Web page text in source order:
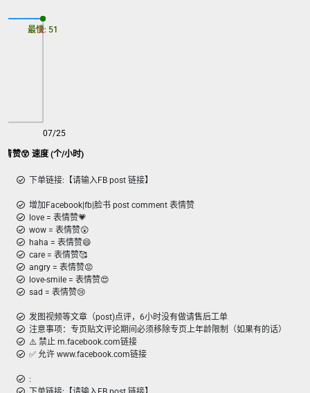
情赞😲 速度 (个/小时)
07/25
最慢: 51
最快: 51
下单链接:【请输入FB post 链接】
增加Facebook|fb|脸书 post comment 表情赞
love = 表情赞💗
wow = 表情赞😲
haha = 表情赞😄
care = 表情赞🥰
angry = 表情赞😡
love-smile = 表情赞😍
sad = 表情赞😢
发图视频等文章（post)点评，6小时没有做请售后工单
注意事项：专页贴文评论期间必须移除专页上年龄限制（如果有的话）
⚠️ 禁止 m.facebook.com链接
✅ 允许 www.facebook.com链接
: